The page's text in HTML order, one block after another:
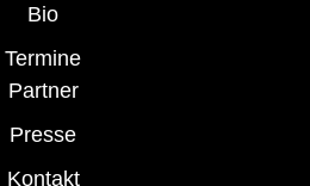
Bio
Termine
Partner
Presse
Kontakt